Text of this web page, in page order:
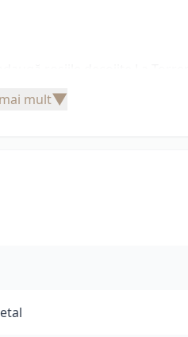
mult▼